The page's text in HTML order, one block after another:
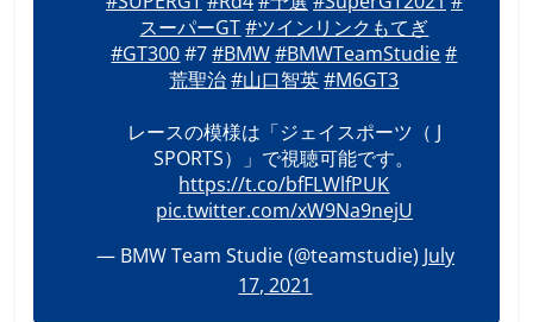
スーパーGT #ツインリンクもてぎ
#GT300#7#BMW #BMWTeamStudie #
荒聖治 #山口智英 #M6GT3
レースの模様は「ジェイスポーツ（ J
SPORTS）」で視聴可能です。
https://t.co/bfFLWlfPUK
pic.twitter.com/xW9Na9nejU
— BMW Team Studie (@teamstudie) July
17, 2021